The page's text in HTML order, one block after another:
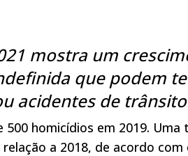
mostra um
que podem
acidentes de
homicídios em 2019.
a 2018, de acordo com